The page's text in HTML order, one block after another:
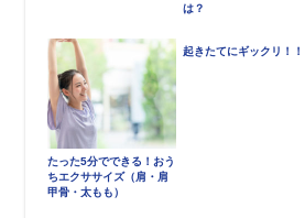
は？
たった5分でできる！おう
ちエクササイズ（肩・肩
甲骨・太もも）
起きたてにギックリ！！